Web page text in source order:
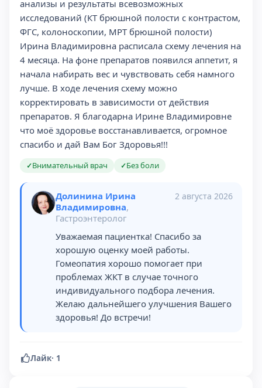
анализы и результаты всевозможных
исследований (КТ брюшной полости с контрастом,
ФГС, колоноскопии, МРТ брюшной полости)
Ирина Владимировна расписала схему лечения на
4 месяца. На фоне препаратов появился аппетит, я
начала набирать вес и чувствовать себя намного
лучше. В ходе лечения схему можно
корректировать в зависимости от действия
препаратов. Я благодарна Ирине Владимировне
что моё здоровье восстанавливается, огромное
спасибо и дай Вам Бог Здоровья!!!
✓Внимательный врач ✓Без боли
Долинина Ирина
Владимировна,
Гастроэнтеролог
2 августа 2026
Уважаемая пациентка! Спасибо за
хорошую оценку моей работы.
Гомеопатия хорошо помогает при
проблемах ЖКТ в случае точного
индивидуального подбора лечения.
Желаю дальнейшего улучшения Вашего
здоровья! До встречи!
Лайк· 1